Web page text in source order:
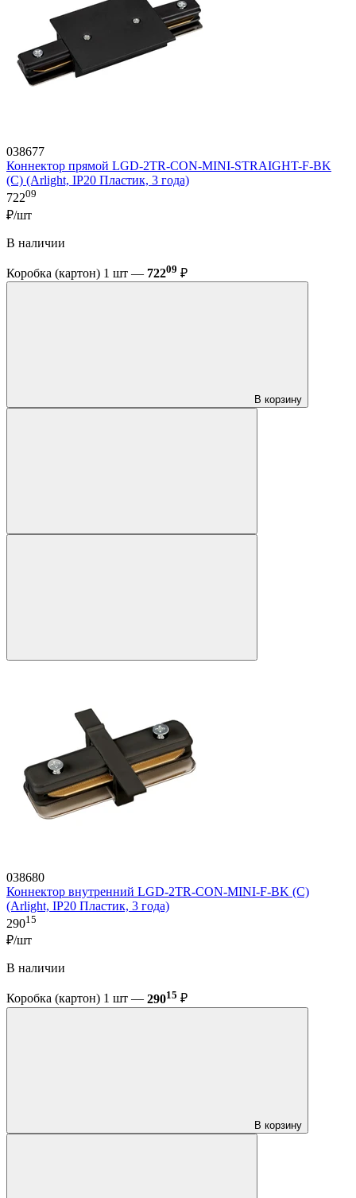
038677
Коннектор прямой LGD-2TR-CON-MINI-STRAIGHT-F-BK
(C) (Arlight, IP20 Пластик, 3 года)
72209
₽/шт
В наличии
Коробка (картон) 1 шт — 72209 ₽
В корзину
038680
Коннектор внутренний LGD-2TR-CON-MINI-F-BK (C)
(Arlight, IP20 Пластик, 3 года)
29015
₽/шт
В наличии
Коробка (картон) 1 шт — 29015 ₽
В корзину